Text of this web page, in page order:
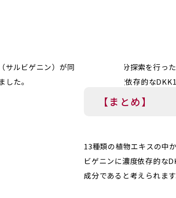
【まとめ】
13種類の植物エキスの中
ビゲニンに濃度依存的な
成分であると考えられます